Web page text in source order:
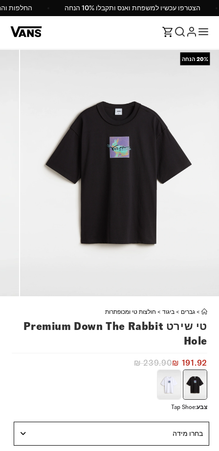
הצטרפו עכשיו למשפחת ואנס ותקבלו 10% הנחה החלפות
20% הנחה
> גברים > ביגוד > חולצות טי ומכופתרות
טי שירט Premium Down The Rabbit
Hole
₪239.90₪ 191.92
צבע:
Tap Shoe
בחרו מידה